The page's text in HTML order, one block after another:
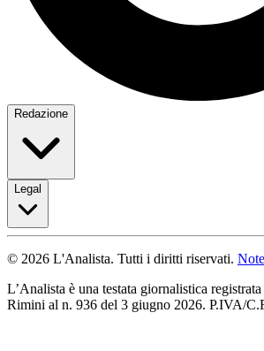
Redazione
Legal
© 2026 L'Analista. Tutti i diritti riservati.
L’Analista è una testata giornalistica
Rimini al n. 936 del 3 giugno 2026. P.IVA/